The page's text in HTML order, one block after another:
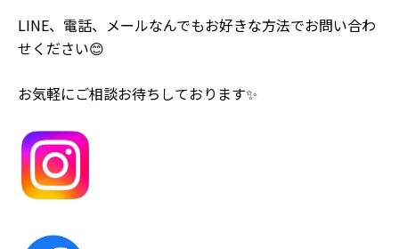
LINE、電話、メールなんでもお好きな方法でお問い合わ
せください😊
お気軽にご相談お待ちしております✨